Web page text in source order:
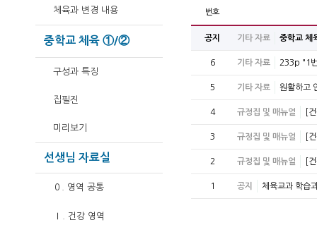
체육과 변경 내용
중학교 체육 ①/②
구성과 특징
집필진
미리보기
선생님 자료실
０. 영역 공통
Ⅰ. 건강 영역
번호
공지 기타 자료 중학교 체
6 기타 자료 233p "1
5 기타 자료 원활하고
4 규정집 및 매뉴얼 [
3 규정집 및 매뉴얼 [
2 규정집 및 매뉴얼 [
1 공지 체육교과 학습